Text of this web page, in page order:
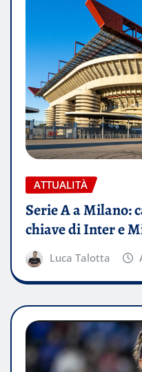
ATTUALITÀ
Serie A a Milano:
chiave di Inter e
Luca Talotta